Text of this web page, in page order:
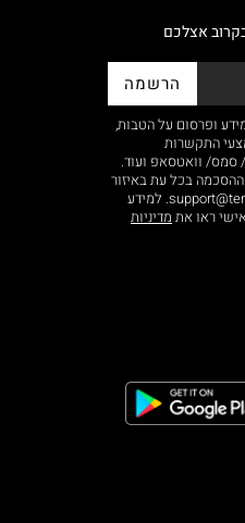
אצלכם
הרשמה
ופרסום על הטבות,
התקשרות
סמס/ וואטסאפ ועוד.
בכל עת באיזור
האישי או בפנייה לsupport@terminalx.com. למידע
ראו את מדיניות